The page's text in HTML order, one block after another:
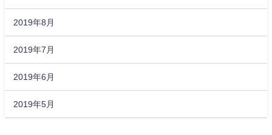
2019年8月
2019年7月
2019年6月
2019年5月